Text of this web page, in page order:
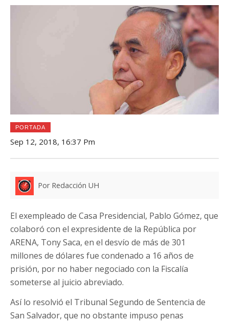
PORTADA
Sep 12, 2018, 16:37 Pm
Por Redacción UH
El exempleado de Casa Presidencial, Pablo Gómez, que
colaboró con el expresidente de la República por
ARENA, Tony Saca, en el desvío de más de 301
millones de dólares fue condenado a 16 años de
prisión, por no haber negociado con la Fiscalía
someterse al juicio abreviado.
Así lo resolvió el Tribunal Segundo de Sentencia de
San Salvador, que no obstante impuso penas